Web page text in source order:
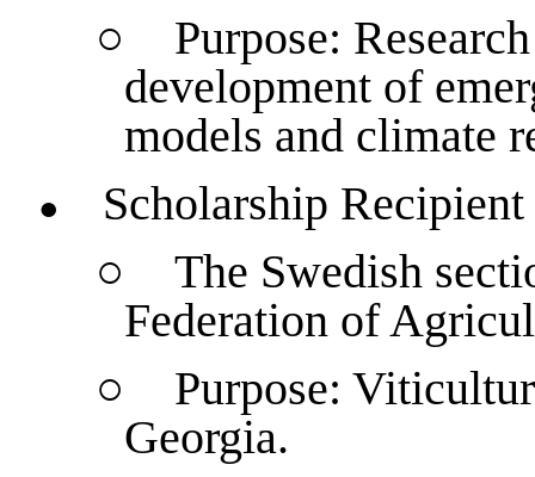
○
Purpose:
development of
models and climate
●
Scholarship
○
The Swedish
Federation of
○
Purpose:
Georgia.